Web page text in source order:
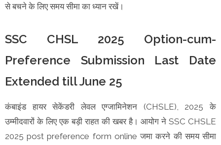
से बचने के लिए समय सीमा का ध्यान रखें।
SSC CHSL 2025 Option-cum-
Preference Submission Last Date
Extended till June 25
कंबाइंड हायर सेकेंडरी लेवल एग्जामिनेशन (CHSLE), 2025 के
उम्मीदवारों के लिए एक बड़ी राहत की खबर है। आयोग ने SSC CHSLE
2025 post preference form online जमा करने की समय सीमा